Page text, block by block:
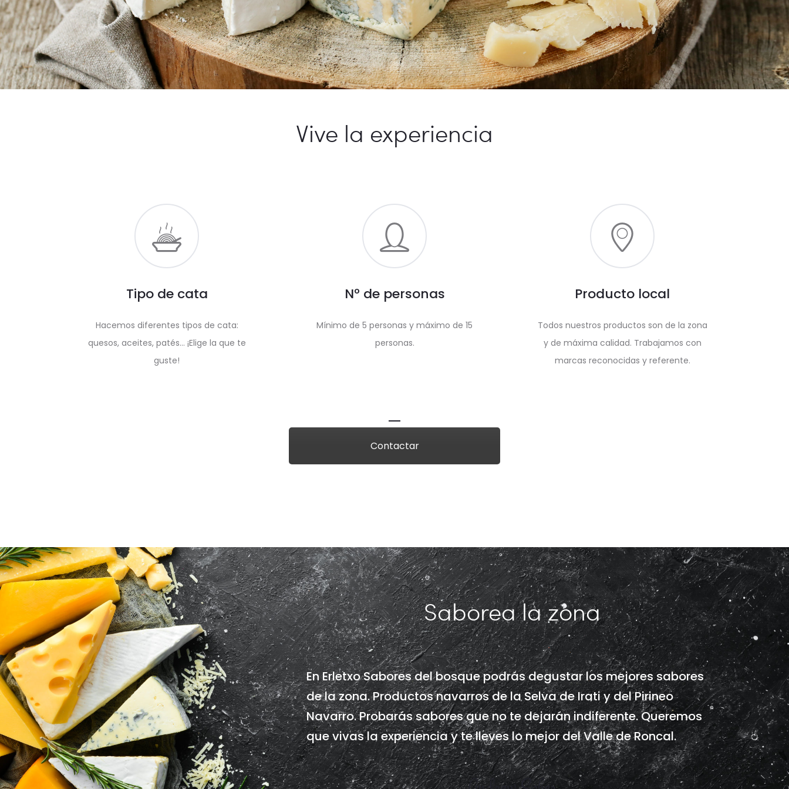
Vive la experiencia
Tipo de cata
Hacemos diferentes tipos de cata:
quesos, aceites, patés… ¡Elige la que te
guste!
Nº de personas
Mínimo de 5 personas y máximo de 15
personas.
Producto local
Todos nuestros productos son de la zona
y de máxima calidad. Trabajamos con
marcas reconocidas y referente.
Contactar
Saborea la zona
En Erletxo Sabores del bosque podrás degustar los mejores sabores
de la zona. Productos navarros de la Selva de Irati y del Pirineo
Navarro. Probarás sabores que no te dejarán indiferente. Queremos
que vivas la experiencia y te lleves lo mejor del Valle de Roncal.